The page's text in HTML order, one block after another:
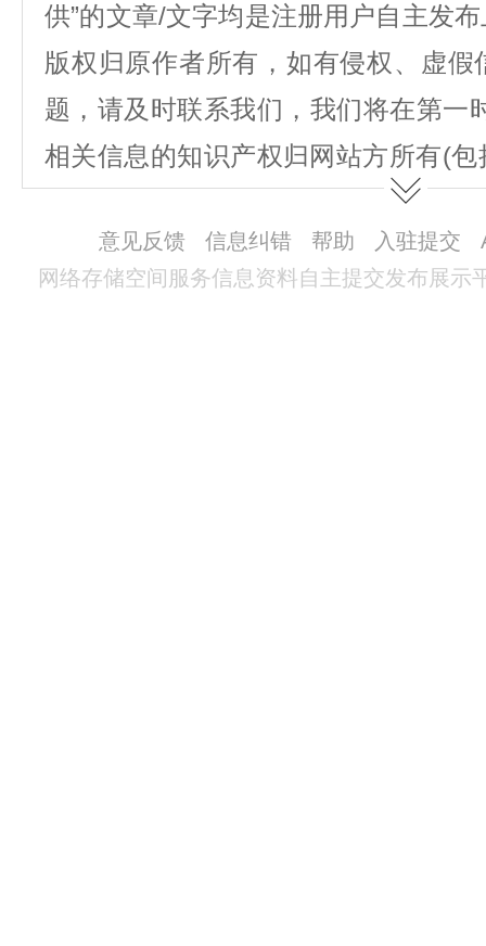
供”的文章/文字均是注册用户自主发
版权归原作者所有，如有侵权、虚
题，请及时联系我们，我们将在第一
相关信息的知识产权归网站方所有(
图表、著作权、商标权、为用户提
不得抄袭或使用。
意见反馈 信息纠错 帮助 入驻提交
网络存储空间服务信息资料自主提交发布展示